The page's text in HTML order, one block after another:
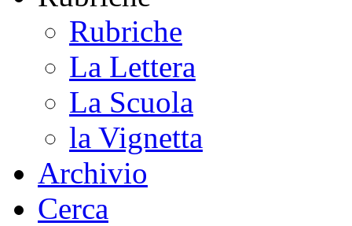
Rubriche
La Lettera
La Scuola
la Vignetta
Archivio
Cerca